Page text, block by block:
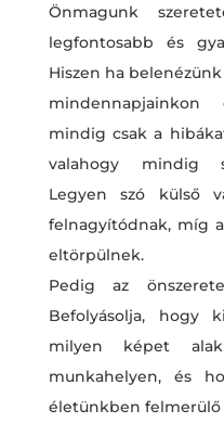
Önmagunk
legfontosabb és
Hiszen ha
mindennapjainkon
mindig csak a
valahogy mindig
Legyen szó külső
felnagyítódnak, míg
eltörpülnek.
Pedig az
Befolyásolja, hogy
milyen képet
munkahelyen, és
életünkben